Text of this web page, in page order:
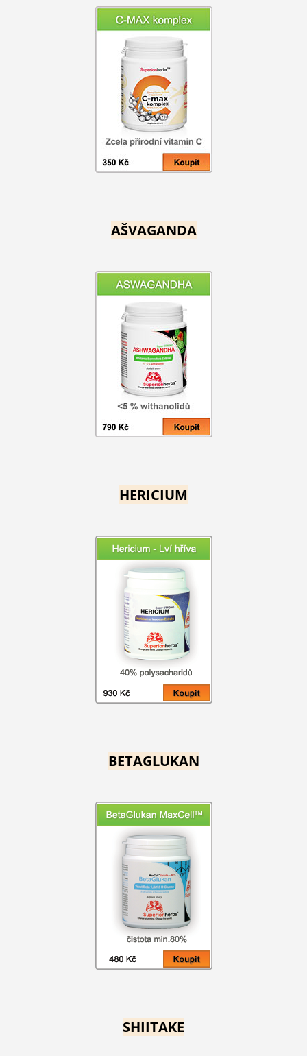
AŠVAGANDA
HERICIUM
BETAGLUKAN
SHIITAKE